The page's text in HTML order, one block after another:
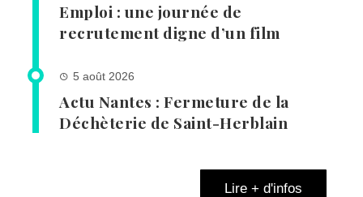
Emploi : une journée de
recrutement digne d’un film
5 août 2026
Actu Nantes : Fermeture de la
Déchèterie de Saint-Herblain
Lire + d'infos